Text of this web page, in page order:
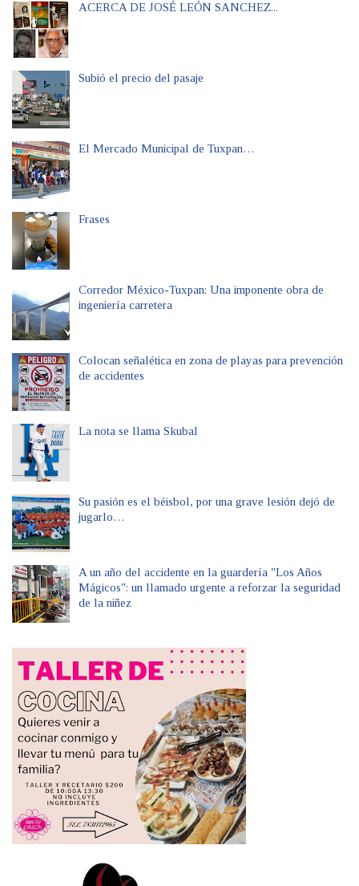
ACERCA DE JOSÉ LEÓN SANCHEZ...
Subió el precio del pasaje
El Mercado Municipal de Tuxpan…
Frases
Corredor México-Tuxpan: Una imponente obra de
ingeniería carretera
Colocan señalética en zona de playas para prevención
de accidentes
La nota se llama Skubal
Su pasión es el béisbol, por una grave lesión dejó de
jugarlo…
A un año del accidente en la guardería "Los Años
Mágicos": un llamado urgente a reforzar la seguridad
de la niñez